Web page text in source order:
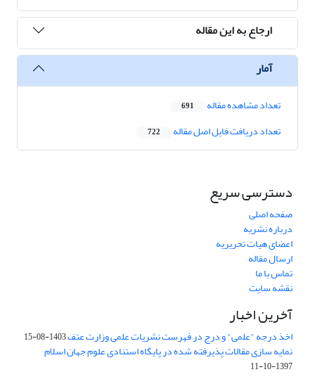
ارجاع به این مقاله
آمار
تعداد مشاهده مقاله 691
تعداد دریافت فایل اصل مقاله 722
دسترسی سریع
صفحه اصلی
درباره نشریه
اعضای هیات تحریریه
ارسال مقاله
تماس با ما
نقشه سایت
آخرین اخبار
اخذ درجه "علمی" و درج در فهرست نشریات علمی وزارت عتف1403-08-15
نمایه سازی مقالات پذیرفته شده در پایگاه استنادی علوم جهان اسلام
1397-10-11